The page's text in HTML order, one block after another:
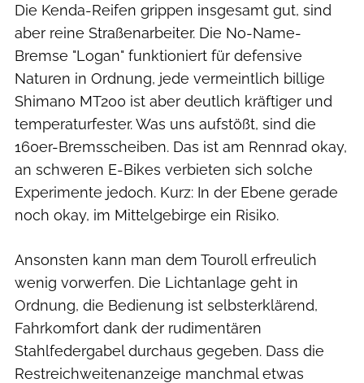
Die Kenda-Reifen grippen insgesamt gut, sind
aber reine Straßenarbeiter. Die No-Name-
Bremse "Logan" funktioniert für defensive
Naturen in Ordnung, jede vermeintlich billige
Shimano MT200 ist aber deutlich kräftiger und
temperaturfester. Was uns aufstößt, sind die
160er-Bremsscheiben. Das ist am Rennrad okay,
an schweren E-Bikes verbieten sich solche
Experimente jedoch. Kurz: In der Ebene gerade
noch okay, im Mittelgebirge ein Risiko.
Ansonsten kann man dem Touroll erfreulich
wenig vorwerfen. Die Lichtanlage geht in
Ordnung, die Bedienung ist selbsterklärend,
Fahrkomfort dank der rudimentären
Stahlfedergabel durchaus gegeben. Dass die
Restreichweitenanzeige manchmal etwas